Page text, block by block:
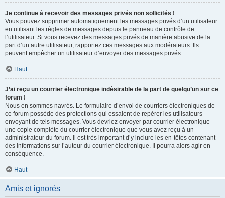
Je continue à recevoir des messages privés non sollicités !
Vous pouvez supprimer automatiquement les messages privés d’un utilisateur
en utilisant les règles de messages depuis le panneau de contrôle de
l’utilisateur. Si vous recevez des messages privés de manière abusive de la
part d’un autre utilisateur, rapportez ces messages aux modérateurs. Ils
peuvent empêcher un utilisateur d’envoyer des messages privés.
Haut
J’ai reçu un courrier électronique indésirable de la part de quelqu’un sur ce
forum !
Nous en sommes navrés. Le formulaire d’envoi de courriers électroniques de
ce forum possède des protections qui essaient de repérer les utilisateurs
envoyant de tels messages. Vous devriez envoyer par courrier électronique
une copie complète du courrier électronique que vous avez reçu à un
administrateur du forum. Il est très important d’y inclure les en-têtes contenant
des informations sur l’auteur du courrier électronique. Il pourra alors agir en
conséquence.
Haut
Amis et ignorés